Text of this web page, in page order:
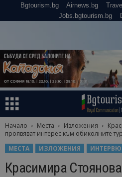
Bgtourism.bg Airnews.bg
Jobs.bgtourism.bg
Начало Места Изложения
проявяват интерес към обиколните
МЕСТА
ИЗЛОЖЕНИЯ ИНТЕРВЮ
Красимира